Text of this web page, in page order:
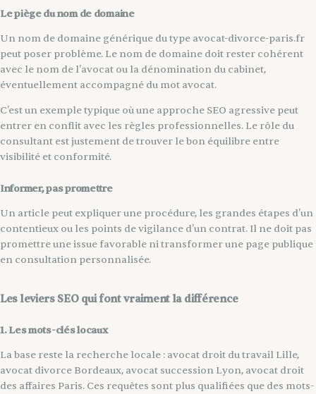
Le piège du nom de domaine
Un nom de domaine générique du type avocat-divorce-paris.fr
peut poser problème. Le nom de domaine doit rester cohérent
avec le nom de l'avocat ou la dénomination du cabinet,
éventuellement accompagné du mot avocat.
C'est un exemple typique où une approche SEO agressive peut
entrer en conflit avec les règles professionnelles. Le rôle du
consultant est justement de trouver le bon équilibre entre
visibilité et conformité.
Informer, pas promettre
Un article peut expliquer une procédure, les grandes étapes d'un
contentieux ou les points de vigilance d'un contrat. Il ne doit pas
promettre une issue favorable ni transformer une page publique
en consultation personnalisée.
Les leviers SEO qui font vraiment la différence
1. Les mots-clés locaux
La base reste la recherche locale : avocat droit du travail Lille,
avocat divorce Bordeaux, avocat succession Lyon, avocat droit
des affaires Paris. Ces requêtes sont plus qualifiées que des mots-